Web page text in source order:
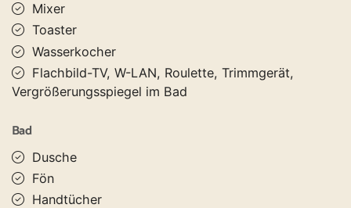
Mixer
Toaster
Wasserkocher
Flachbild-TV, W-LAN, Roulette, Trimmgerät,
Vergrößerungsspiegel im Bad
Bad
Dusche
Fön
Handtücher